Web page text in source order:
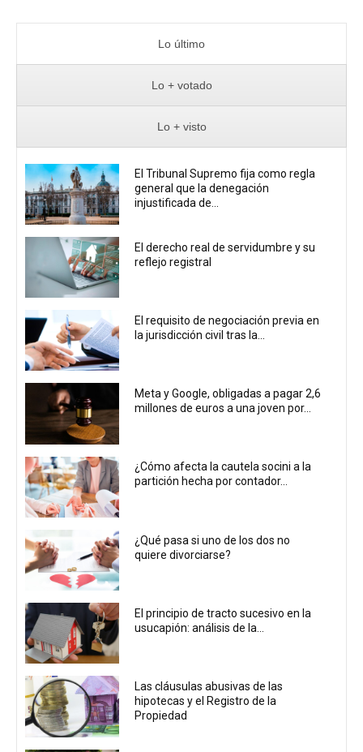
Lo último
Lo + votado
Lo + visto
El Tribunal Supremo fija como regla
general que la denegación
injustificada de...
El derecho real de servidumbre y su
reflejo registral
El requisito de negociación previa en
la jurisdicción civil tras la...
Meta y Google, obligadas a pagar 2,6
millones de euros a una joven por...
¿Cómo afecta la cautela socini a la
partición hecha por contador...
¿Qué pasa si uno de los dos no
quiere divorciarse?
El principio de tracto sucesivo en la
usucapión: análisis de la...
Las cláusulas abusivas de las
hipotecas y el Registro de la
Propiedad